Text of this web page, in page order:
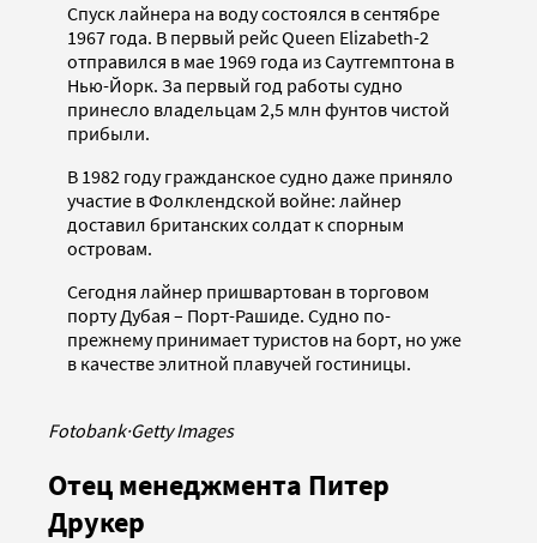
Спуск лайнера на воду состоялся в сентябре
1967 года. В первый рейс Queen Elizabeth-2
отправился в мае 1969 года из Саутгемптона в
Нью-Йорк. За первый год работы судно
принесло владельцам 2,5 млн фунтов чистой
прибыли.
В 1982 году гражданское судно даже приняло
участие в Фолклендской войне: лайнер
доставил британских солдат к спорным
островам.
Сегодня лайнер пришвартован в торговом
порту Дубая – Порт-Рашиде. Судно по-
прежнему принимает туристов на борт, но уже
в качестве элитной плавучей гостиницы.
Fotobank·Getty Images
Отец менеджмента Питер
Друкер